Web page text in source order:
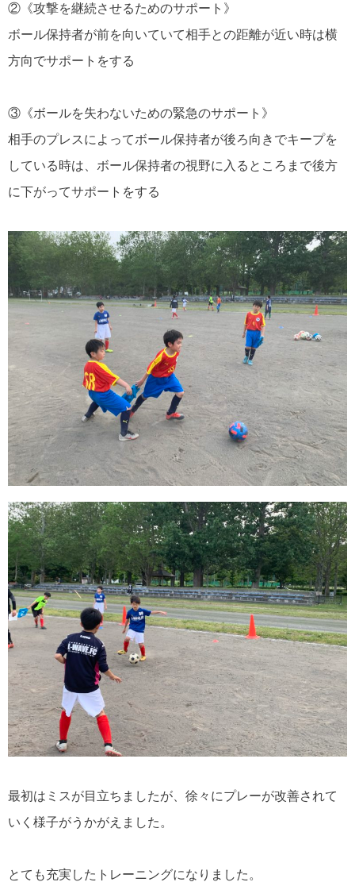
②《攻撃を継続させるためのサポート》
ボール保持者が前を向いていて相手との距離が近い時は横
方向でサポートをする
③《ボールを失わないための緊急のサポート》
相手のプレスによってボール保持者が後ろ向きでキープを
している時は、ボール保持者の視野に入るところまで後方
に下がってサポートをする
最初はミスが目立ちましたが、徐々にプレーが改善されて
いく様子がうかがえました。
とても充実したトレーニングになりました。